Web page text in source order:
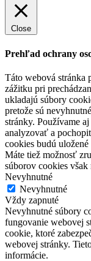
Close
Prehľad ochrany
Táto webová stránka
zážitku pri
ukladajú súbory
pretože sú
stránky. Používame
analyzovať a
cookies budú
Máte tiež možnosť
súborov cookies
Nevyhnutné
Nevyhnutné
Vždy zapnuté
Nevyhnutné súbory
fungovanie webovej
cookie, ktoré
webovej stránky.
informácie.